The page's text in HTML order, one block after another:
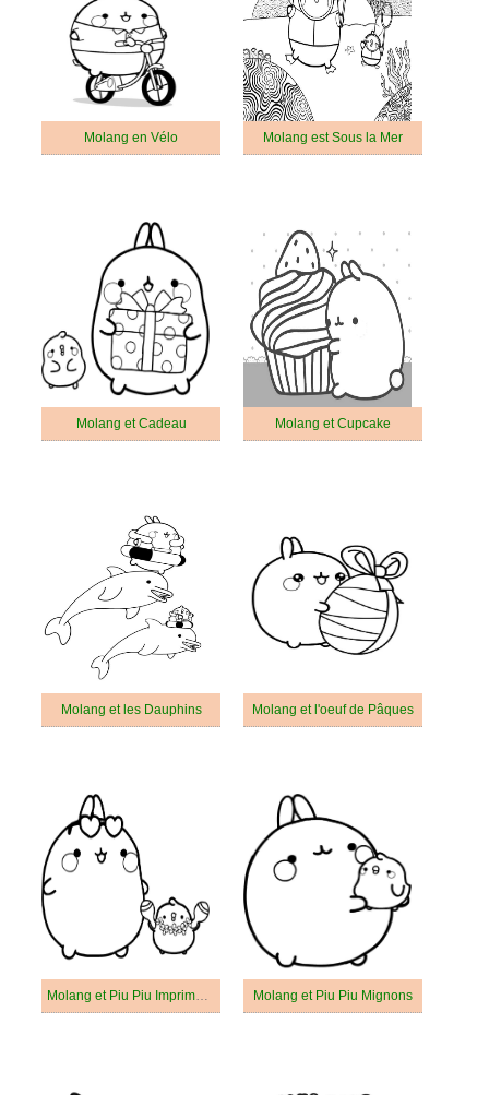
Molang en Vélo Molang est Sous la Mer
Molang et Cadeau Molang et Cupcake
Molang et les Dauphins Molang et l'oeuf de Pâques
Molang et Piu Piu Imprimable Molang et Piu Piu Mignons